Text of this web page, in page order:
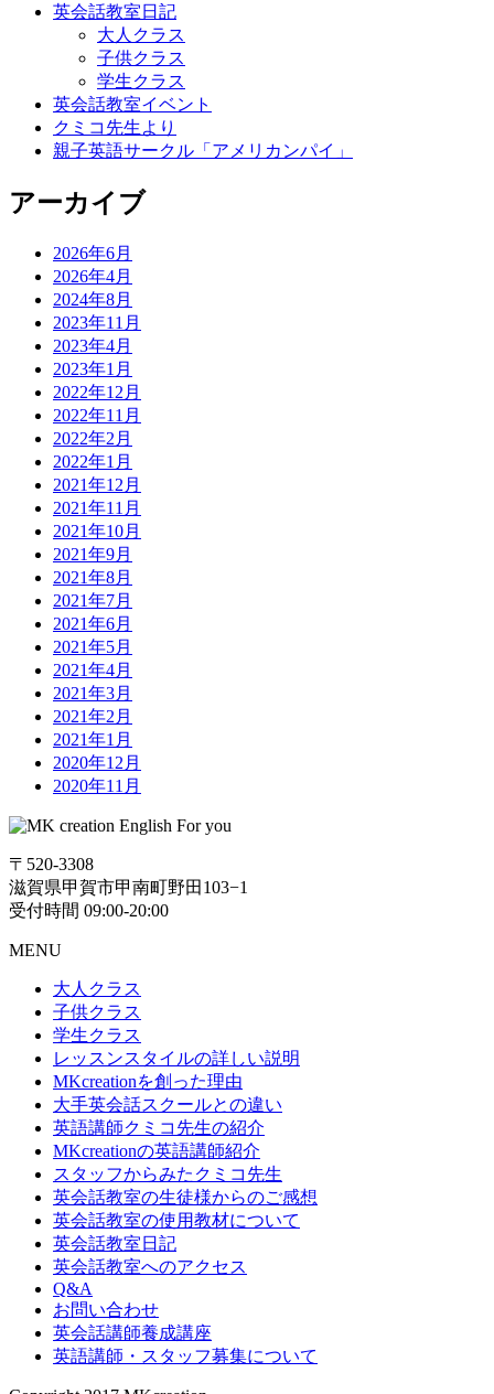
英会話教室日記
大人クラス
子供クラス
学生クラス
英会話教室イベント
クミコ先生より
親子英語サークル「アメリカンパイ」
アーカイブ
2026年6月
2026年4月
2024年8月
2023年11月
2023年4月
2023年1月
2022年12月
2022年11月
2022年2月
2022年1月
2021年12月
2021年11月
2021年10月
2021年9月
2021年8月
2021年7月
2021年6月
2021年5月
2021年4月
2021年3月
2021年2月
2021年1月
2020年12月
2020年11月
〒520-3308
滋賀県甲賀市甲南町野田103−1
受付時間 09:00-20:00
MENU
大人クラス
子供クラス
学生クラス
レッスンスタイルの詳しい説明
MKcreationを創った理由
大手英会話スクールとの違い
英語講師クミコ先生の紹介
MKcreationの英語講師紹介
スタッフからみたクミコ先生
英会話教室の生徒様からのご感想
英会話教室の使用教材について
英会話教室日記
英会話教室へのアクセス
Q&A
お問い合わせ
英会話講師養成講座
英語講師・スタッフ募集について